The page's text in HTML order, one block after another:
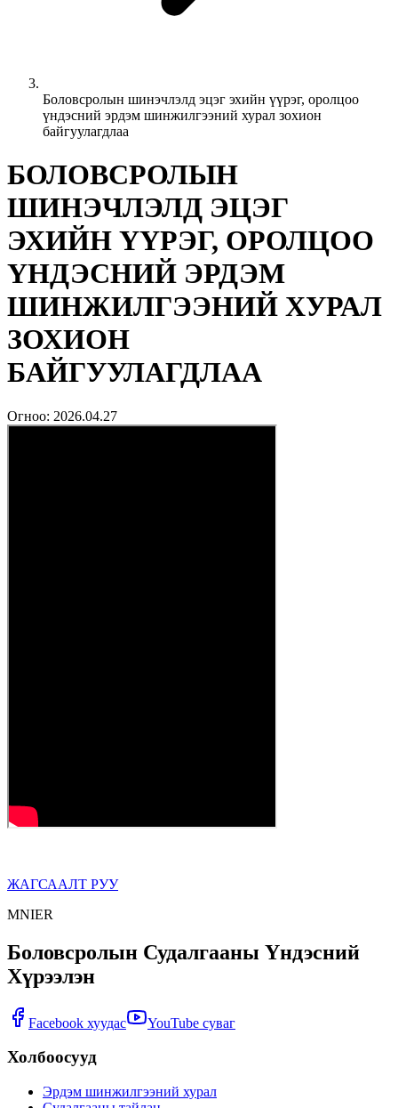
Боловсролын шинэчлэлд эцэг эхийн үүрэг, оролцоо
үндэсний эрдэм шинжилгээний хурал зохион
байгуулагдлаа
БОЛОВСРОЛЫН
ШИНЭЧЛЭЛД ЭЦЭГ
ЭХИЙН ҮҮРЭГ, ОРОЛЦОО
ҮНДЭСНИЙ ЭРДЭМ
ШИНЖИЛГЭЭНИЙ ХУРАЛ
ЗОХИОН
БАЙГУУЛАГДЛАА
Огноо: 2026.04.27
ЖАГСААЛТ РУУ
MNIER
Боловсролын Судалгааны Үндэсний
Хүрээлэн
Facebook хуудас YouTube суваг
Холбоосууд
Эрдэм шинжилгээний хурал